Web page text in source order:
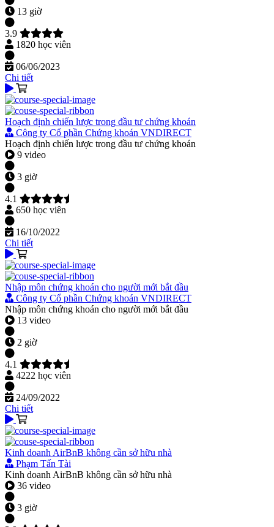
13 giờ
3.9
1820 học viên
06/06/2023
Chi tiết
Hoạch định chiến lược trong đầu tư chứng khoán
Công ty Cổ phần Chứng khoán VNDIRECT
Hoạch định chiến lược trong đầu tư chứng khoán
9 video
3 giờ
4.1
650 học viên
16/10/2022
Chi tiết
Nhập môn chứng khoán cho người mới bắt đầu
Công ty Cổ phần Chứng khoán VNDIRECT
Nhập môn chứng khoán cho người mới bắt đầu
13 video
2 giờ
4.1
4222 học viên
24/09/2022
Chi tiết
Kinh doanh AirBnB không cần sở hữu nhà
Phạm Tấn Tài
Kinh doanh AirBnB không cần sở hữu nhà
36 video
3 giờ